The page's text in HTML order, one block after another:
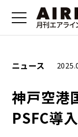
ニュース
神戸空港
PSFC導入